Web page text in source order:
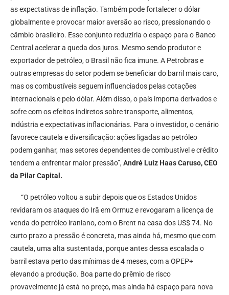
as expectativas de inflação. Também pode fortalecer o dólar
globalmente e provocar maior aversão ao risco, pressionando o
câmbio brasileiro. Esse conjunto reduziria o espaço para o Banco
Central acelerar a queda dos juros. Mesmo sendo produtor e
exportador de petróleo, o Brasil não fica imune. A Petrobras e
outras empresas do setor podem se beneficiar do barril mais caro,
mas os combustíveis seguem influenciados pelas cotações
internacionais e pelo dólar. Além disso, o país importa derivados e
sofre com os efeitos indiretos sobre transporte, alimentos,
indústria e expectativas inflacionárias. Para o investidor, o cenário
favorece cautela e diversificação: ações ligadas ao petróleo
podem ganhar, mas setores dependentes de combustível e crédito
tendem a enfrentar maior pressão”, André Luiz Haas Caruso, CEO
da Pilar Capital.
“O petróleo voltou a subir depois que os Estados Unidos
revidaram os ataques do Irã em Ormuz e revogaram a licença de
venda do petróleo iraniano, com o Brent na casa dos US$ 74. No
curto prazo a pressão é concreta, mas ainda há, mesmo que com
cautela, uma alta sustentada, porque antes dessa escalada o
barril estava perto das mínimas de 4 meses, com a OPEP+
elevando a produção. Boa parte do prêmio de risco
provavelmente já está no preço, mas ainda há espaço para nova